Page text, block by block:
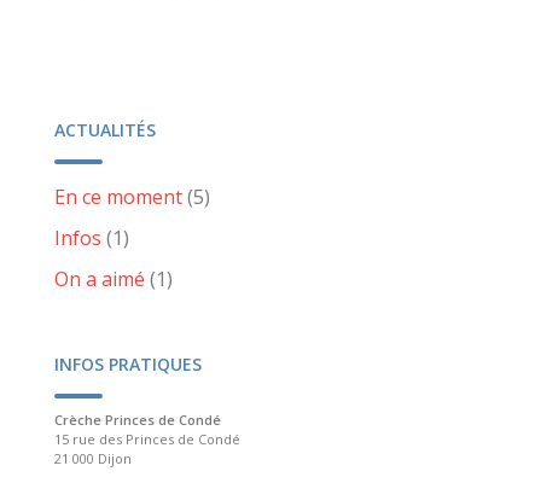
ACTUALITÉS
En ce moment(5)
Infos (1)
On a aimé (1)
INFOS PRATIQUES
Crèche Princes de Condé
15 rue des Princes de Condé
21 000 Dijon